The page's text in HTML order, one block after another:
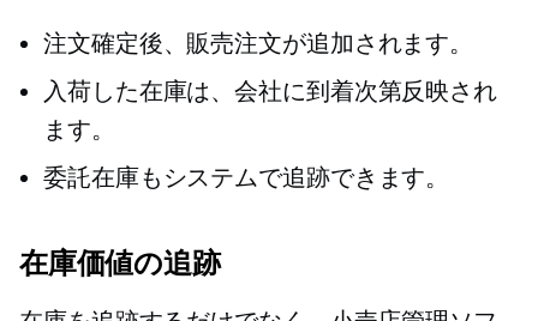
注文確定後、販売注文が追加されます。
入荷した在庫は、会社に到着次第反映され
ます。
委託在庫もシステムで追跡できます。
在庫価値の追跡